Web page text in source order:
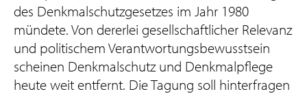
des Denkmalschutzgesetzes im Jahr 1980
mündete. Von dererlei gesellschaftlicher Relevanz
und politischem Verantwortungsbewusstsein
scheinen Denkmalschutz und Denkmalpflege
heute weit entfernt. Die Tagung soll hinterfragen